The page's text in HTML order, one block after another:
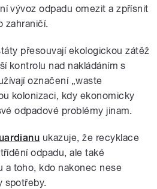
vývoz odpadu omezit a zpřísnit
zahraničí.
přesouvají ekologickou zátěž
kontrolu nad nakládáním s
označení „waste
kolonizaci, kdy ekonomicky
odpadové problémy jinam.
ukazuje, že recyklace
odpadu, ale také
a toho, kdo nakonec nese
spotřeby.